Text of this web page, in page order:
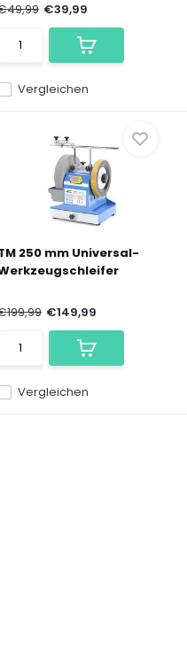
Vergleichen
€39,99
250 mm Universal-
Vergleichen
€149,99